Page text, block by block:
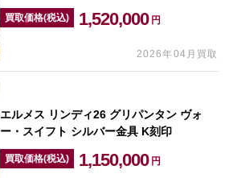
買取価格(税込) 1,520,000 円
2026年04月買取
エルメス リンディ26 グリパンタン ヴォ
ー・スイフト シルバー金具 K刻印
買取価格(税込) 1,150,000 円